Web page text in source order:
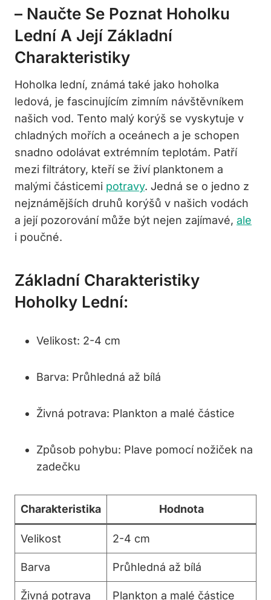
– Naučte Se Poznat Hoholku
Lední ‍a Její Základní
Charakteristiky
Hoholka lední, známá také jako hoholka
ledová, je fascinujícím zimním návštěvníkem
našich⁤ vod. Tento malý korýš se vyskytuje v
chladných mořích a oceánech a je schopen
snadno odolávat extrémním teplotám. ​Patří
mezi filtrátory, kteří se ​živí planktonem a
malými částicemi potravy. ‌Jedná‌ se ‌o ‌jedno z
nejznámějších druhů korýšů v našich vodách
⁢a⁤ její pozorování může​ být nejen zajímavé, ale
i poučné.
Základní Charakteristiky
Hoholky‌ Lední:
Velikost: 2-4 cm
Barva:​ Průhledná až bílá
Živná potrava: ⁣Plankton a malé částice
Způsob pohybu: Plave pomocí nožiček na‌
zadečku
Charakteristika Hodnota
Velikost 2-4⁢ cm
Barva Průhledná⁢ až bílá
Živná potrava Plankton a ‌malé částice